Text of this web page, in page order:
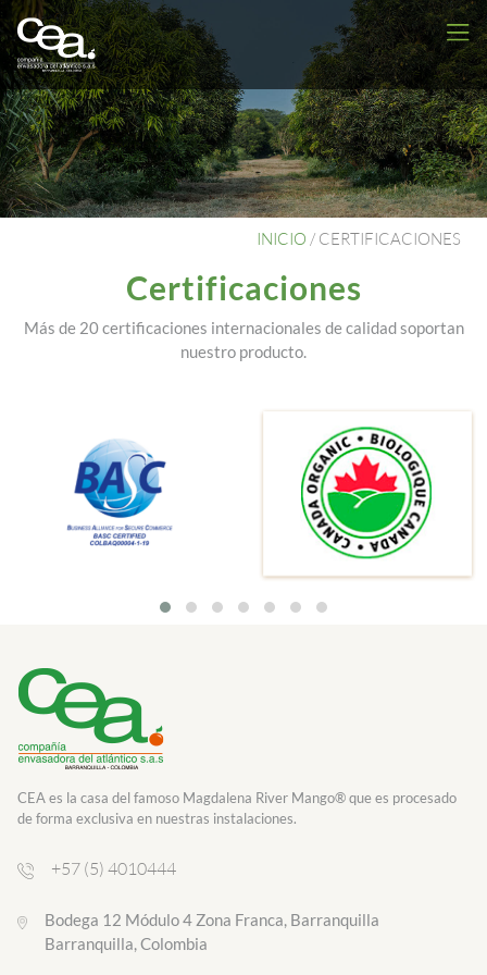
INICIO / CERTIFICACIONES
Certificaciones
Más de 20 certificaciones internacionales de calidad soportan
nuestro producto.
CEA es la casa del famoso Magdalena River Mango® que es procesado
de forma exclusiva en nuestras instalaciones.
+57 (5) 4010444
Bodega 12 Módulo 4 Zona Franca, Barranquilla
Barranquilla, Colombia